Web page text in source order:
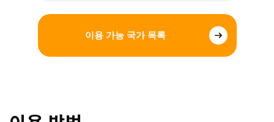
이용 가능 국가 목록